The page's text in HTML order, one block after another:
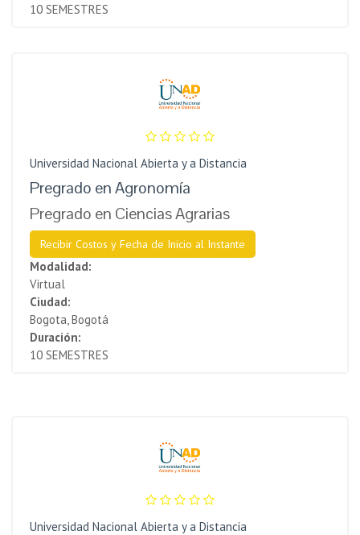
10 SEMESTRES
Universidad Nacional Abierta y a Distancia
Pregrado en Agronomía
Pregrado en Ciencias Agrarias
Recibir Costos y Fecha de Inicio al Instante
Modalidad:
Virtual
Ciudad:
Bogota, Bogotá
Duración:
10 SEMESTRES
Universidad Nacional Abierta y a Distancia